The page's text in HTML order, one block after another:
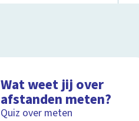
Wat weet jij over
afstanden meten?
Quiz over meten